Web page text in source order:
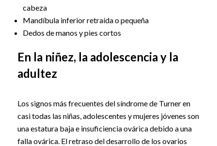
cabeza
Mandíbula inferior retraída o pequeña
Dedos de manos y pies cortos
En la niñez, la adolescencia y la
adultez
Los signos más frecuentes del síndrome de Turner en
casi todas las niñas, adolescentes y mujeres jóvenes son
una estatura baja e insuficiencia ovárica debido a una
falla ovárica. El retraso del desarrollo de los ovarios